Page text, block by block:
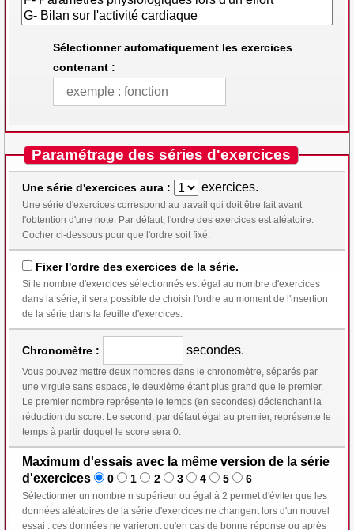
Sélectionner automatiquement les exercices
contenant :
Paramétrage des séries d'exercices
Une série d'exercices aura : exercices.
Une série d'exercices correspond au travail qui doit être fait avant
l'obtention d'une note. Par défaut, l'ordre des exercices est aléatoire.
Cocher ci-dessous pour que l'ordre soit fixé.
Fixer l'ordre des exercices de la série.
Si le nombre d'exercices sélectionnés est égal au nombre d'exercices
dans la série, il sera possible de choisir l'ordre au moment de l'insertion
de la série dans la feuille d'exercices.
Chronomètre : secondes.
Vous pouvez mettre deux nombres dans le chronomètre, séparés par
une virgule sans espace, le deuxième étant plus grand que le premier.
Le premier nombre représente le temps (en secondes) déclenchant la
réduction du score. Le second, par défaut égal au premier, représente le
temps à partir duquel le score sera 0.
Maximum d'essais avec la même version de la série
d'exercices
0 1 2 3 4 5 6
Sélectionner un nombre n supérieur ou égal à 2 permet d'éviter que les
données aléatoires de la série d'exercices ne changent lors d'un nouvel
essai : ces données ne varieront qu'en cas de bonne réponse ou après